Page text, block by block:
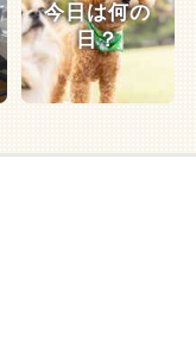
今日は何の
日？